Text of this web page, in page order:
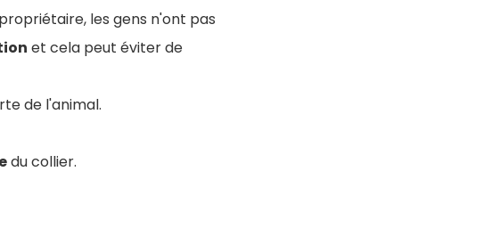
les gens n'ont pas
et cela peut éviter de
de l'animal.
du collier.